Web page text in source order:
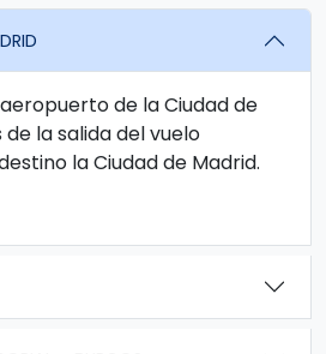
de la Ciudad de
la salida del vuelo
la Ciudad de Madrid.